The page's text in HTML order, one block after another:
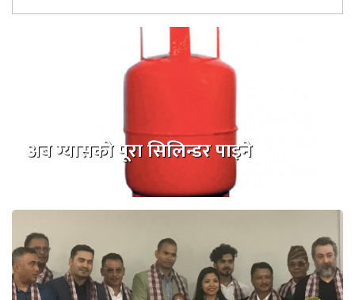
अब ग्यासको पूरा सिलिन्डर पाइने